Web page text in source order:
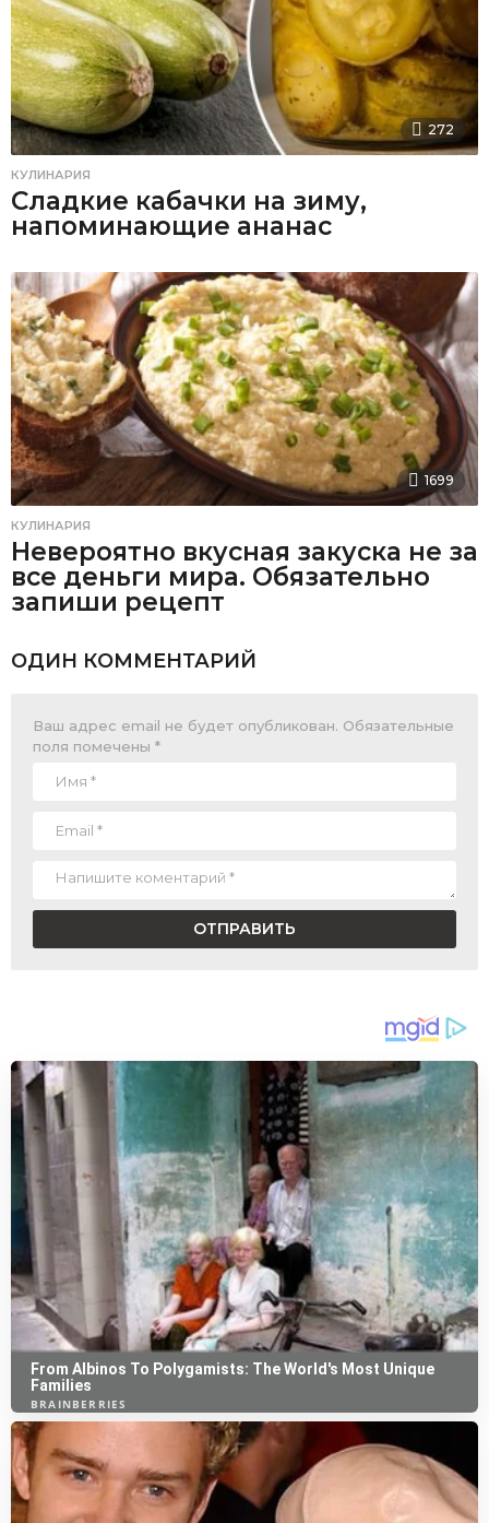
272
КУЛИНАРИЯ
Сладкие кабачки на зиму,
напоминающие ананас
1699
КУЛИНАРИЯ
Невероятно вкусная закуска не за
все деньги мира. Обязательно
запиши рецепт
ОДИН КОММЕНТАРИЙ
Ваш адрес email не будет опубликован. Обязательные
поля помечены *